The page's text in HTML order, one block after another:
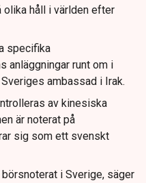
olika håll i världen efter
specifika
anläggningar runt om i
ambassad i Irak.
av kinesiska
är noterat på
sig som ett svenskt
i Sverige, säger